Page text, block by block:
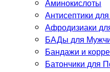
Аминокислоты
Антисептики
Афродизиаки
БАДы для
Бандажи и
Батончики для